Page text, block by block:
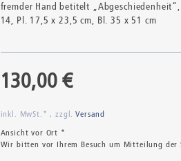
fremder Hand betitelt
14, Pl. 17,5 x 23,5 cm, Bl. 35 x 51 cm
130,00 €
inkl. MwSt.* , zzgl.Versand
Ansicht vor Ort *
Wir bitten vor Ihrem Besuch um Mitteilung der